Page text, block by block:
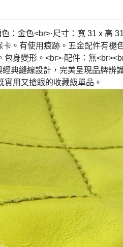
色：金色<br>·尺寸：寬 31 x 高
卡。有使用痕跡。五金配件有
包身變形。<br>·配件：無
典縫線設計，完美呈現品牌辨
用又搶眼的收藏級單品。